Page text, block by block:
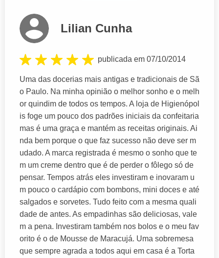
Lilian Cunha
publicada em 07/10/2014
Uma das docerias mais antigas e tradicionais de Sã
o Paulo. Na minha opinião o melhor sonho e o melh
or quindim de todos os tempos. A loja de Higienópol
is foge um pouco dos padrões iniciais da confeitaria
mas é uma graça e mantém as receitas originais. Ai
nda bem porque o que faz sucesso não deve ser m
udado. A marca registrada é mesmo o sonho que te
m um creme dentro que é de perder o fôlego só de
pensar. Tempos atrás eles investiram e inovaram u
m pouco o cardápio com bombons, mini doces e até
salgados e sorvetes. Tudo feito com a mesma quali
dade de antes. As empadinhas são deliciosas, vale
m a pena. Investiram também nos bolos e o meu fav
orito é o de Mousse de Maracujá. Uma sobremesa
que sempre agrada a todos aqui em casa é a Torta